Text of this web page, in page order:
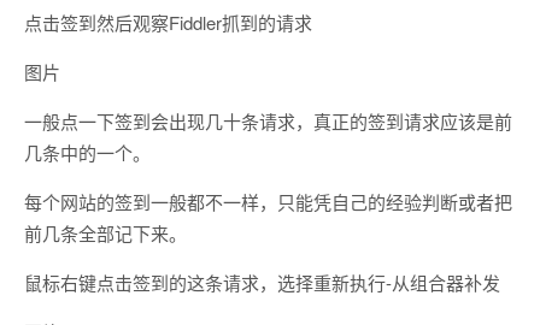
点击签到然后观察Fiddler抓到的请求
图片
一般点一下签到会出现几十条请求，真正的签到请求应该是前
几条中的一个。
每个网站的签到一般都不一样，只能凭自己的经验判断或者把
前几条全部记下来。
鼠标右键点击签到的这条请求，选择重新执行-从组合器补发